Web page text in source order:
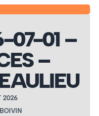
07-01 –
–
2026